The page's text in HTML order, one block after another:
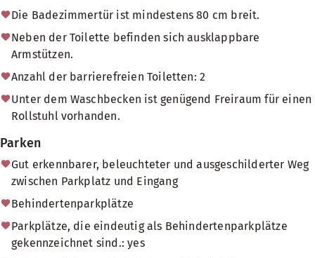
Die Badezimmertür ist mindestens 80 cm breit.
Neben der Toilette befinden sich ausklappbare
Armstützen.
Anzahl der barrierefreien Toiletten: 2
Unter dem Waschbecken ist genügend Freiraum für einen
Rollstuhl vorhanden.
Parken
Gut erkennbarer, beleuchteter und ausgeschilderter Weg
zwischen Parkplatz und Eingang
Behindertenparkplätze
Parkplätze, die eindeutig als Behindertenparkplätze
gekennzeichnet sind.: yes